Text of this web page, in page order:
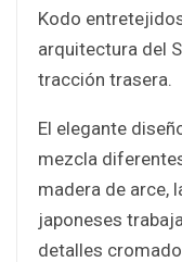
Kodo
arquitectura del
tracción trasera.
El elegante
mezcla
madera de arce,
japoneses
detalles